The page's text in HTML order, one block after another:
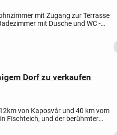
mit Zugang zur Terrasse
mit Dusche und WC -
Dorf zu verkaufen
von Kaposvár und 40 km vom
Fischteich, und der berühmter